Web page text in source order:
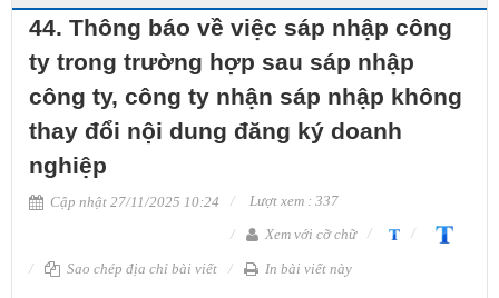
44. Thông báo về việc sáp nhập công
ty trong trường hợp sau sáp nhập
công ty, công ty nhận sáp nhập không
thay đổi nội dung đăng ký doanh
nghiệp
Cập nhật 27/11/2025 10:24
Lượt xem : 337
Xem với cỡ chữ
Sao chép địa chỉ bài viết In bài viết này